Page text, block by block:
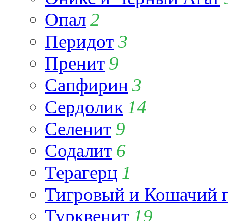
Опал2
Перидот3
Пренит 9
Сапфирин 3
Сердолик 14
Селенит 9
Содалит 6
Терагерц 1
Тигровый и Кошачий
Турквенит 19